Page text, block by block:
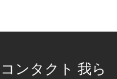
コンタクト 我ら